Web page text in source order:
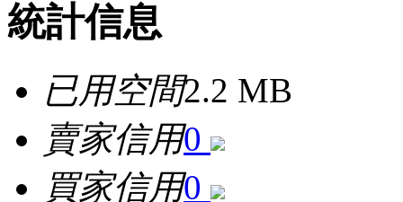
統計信息
已用空間2.2 MB
賣家信用0
買家信用0